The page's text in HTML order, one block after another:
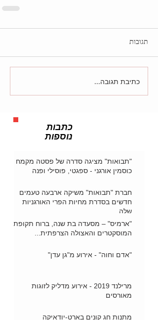
תגובות
כתיבת תגובה...
כתבות
נוספות
"תבואות" מציגה סדרה של פסטה מקמח
כוסמין אורגני - ספגטי, פוסילי ופנה
חברת "תבואות" משיקה ארבעה טעמים
חדשים בסדרת מחיות הפרי האורגניות
שלה
"ארמיס" – מסעדה בת שנה, ברוח תקופת
המוסקטרים והאצולה הצרפתית...
"אדם וחוה" - אירוע מ"גן עדן"
מרילנד 2019 - אירוע מדליק לזוגות
מאורסים
מתנות חג קונים בארט-יודאיקה